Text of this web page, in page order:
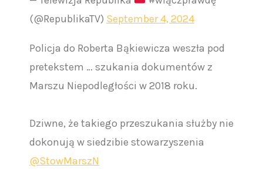
(@RepublikaTV) September 4, 2024
Policja do Roberta Bąkiewicza weszła pod
pretekstem … szukania dokumentów z
Marszu Niepodległości w 2018 roku.
Dziwne, że takiego przeszukania służby nie
dokonują w siedzibie stowarzyszenia
@StowMarszN